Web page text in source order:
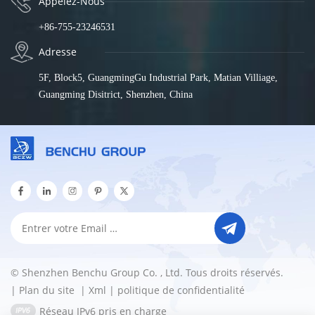
+86-755-23246531
Adresse
5F, Block5, GuangmingGu Industrial Park, Matian Villiage,
Guangming Disitrict, Shenzhen, China
© Shenzhen Benchu Group Co. , Ltd. Tous droits réservés.
| Plan du site | Xml | politique de confidentialité
Réseau IPv6 pris en charge